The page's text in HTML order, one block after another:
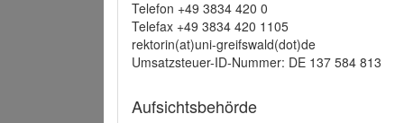
Telefon +49 3834 420 0
Telefax +49 3834 420 1105
rektorin(at)uni-greifswald(dot)de
Umsatzsteuer-ID-Nummer: DE 137 584 813
Aufsichtsbehörde